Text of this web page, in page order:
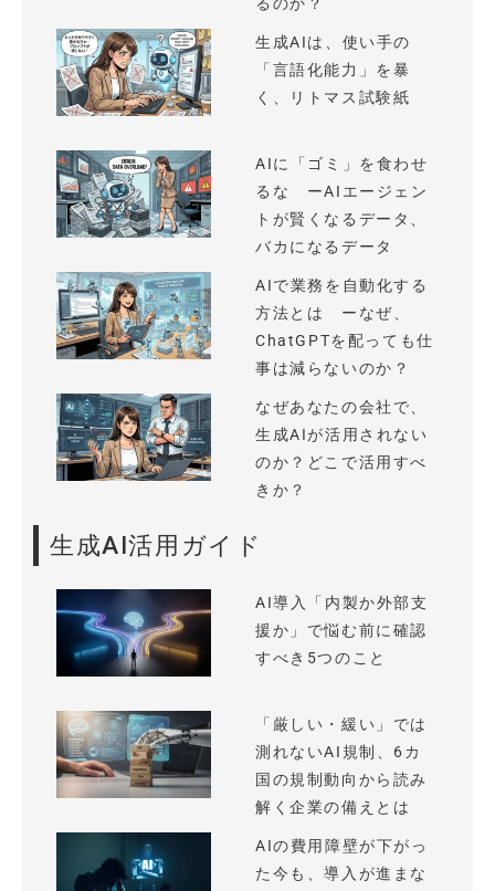
るのか？
生成AIは、使い手の
「言語化能力」を暴
く、リトマス試験紙
AIに「ゴミ」を食わせ
るな ーAIエージェン
トが賢くなるデータ、
バカになるデータ
AIで業務を自動化する
方法とは ーなぜ、
ChatGPTを配っても仕
事は減らないのか？
なぜあなたの会社で、
生成AIが活用されない
のか？どこで活用すべ
きか？
生成AI活用ガイド
AI導入「内製か外部支
援か」で悩む前に確認
すべき5つのこと
「厳しい・緩い」では
測れないAI規制、6カ
国の規制動向から読み
解く企業の備えとは
AIの費用障壁が下がっ
た今も、導入が進まな